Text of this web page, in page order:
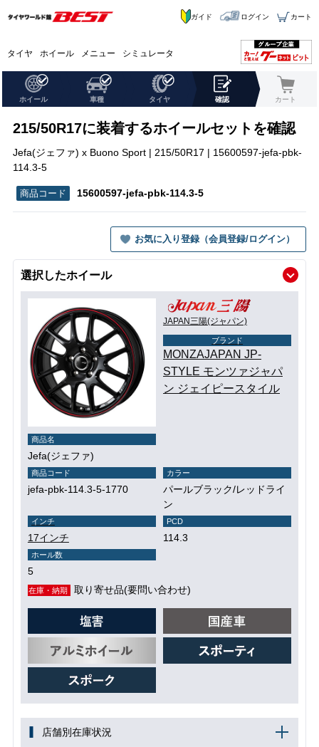
タイヤ ホイール メニュー シミュレータ
ガイド ログイン カート
ホイール 車種 タイヤ 確認 カート
215/50R17に装着するホイールセットを確認
Jefa(ジェファ) x Buono Sport | 215/50R17 | 15600597-jefa-pbk-
114.3-5
15600597-jefa-pbk-114.3-5
お気に入り登録（会員登録/ログイン）
選択したホイール
JAPAN三陽(ジャパン)
ブランド
MONZAJAPAN JP-
STYLE モンツァジャパ
ン ジェイピースタイル
商品名
Jefa(ジェファ)
商品コード
jefa-pbk-114.3-5-1770
カラー
パールブラック/レッドライ
ン
インチ
17インチ
PCD
114.3
ホール数
5
在庫・納期 取り寄せ品(要問い合わせ)
店舗別在庫状況